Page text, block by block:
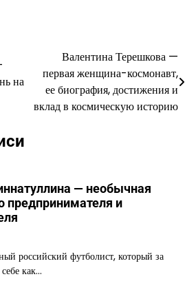
на
Валентина Терешкова —
первая женщина-космонавт,
ее биография, достижения и
вклад в космическую историю
— необычная
предпринимателя и
российский футболист, который за
как…